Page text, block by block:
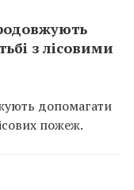
з лісовими
допомагати
пожеж.